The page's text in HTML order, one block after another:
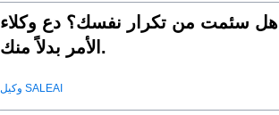
هل سئمت من تكرار نفسك؟ دع وكلاء SaleAI يتولون
الأمر بدلاً منك.
وكيل SALEAI